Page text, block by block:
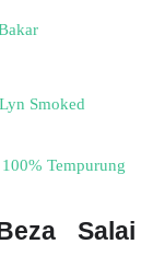
Smoked
Tempurung
Salai